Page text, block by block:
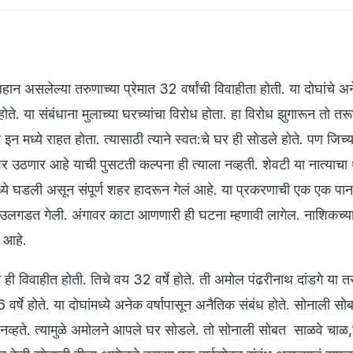
असलेल्या तरुणाच्या प्रेमात 32 वर्षांची विवाहीता होती. या दोघांचे
या संबंधाना मुलाच्या घरच्यांचा विरोध होता. हा विरोध झुगारून तो
इन मध्ये राहत होता. त्यासाठी त्याने स्वत:चे घर ही सोडले होते. पण
उठणार आहे याची पुसटती कल्पना ही त्याला नव्हती. शेवटी या
घडली असून संपूर्ण शहर हादरून गेलं आहे. या प्रकरणाची एक एक
गेली. अंगावर काटा आणणारी ही घटना म्हणावी लागेल.
आहे.
विवाहीत होती. तिचे वय 32 वर्षे होते. ती अमोल पंढरीनाथ दांडगे या
वर्षे होते. या दोघांमध्ये अनेक वर्षापासून अनैतिक संबंध होते. सोनाली
नव्हते. त्यामुळे अमोलने आपले घर सोडले. तो सोनाली सोबत साळवे